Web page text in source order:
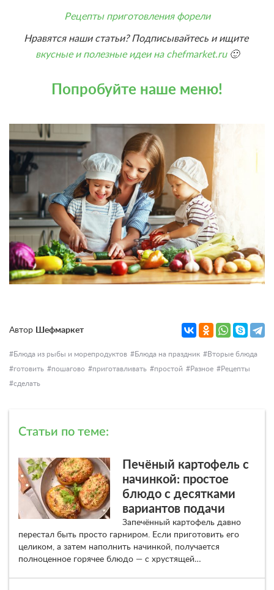
Рецепты приготовления форели
Нравятся наши статьи? Подписывайтесь и ищите
вкусные и полезные идеи на chefmarket.ru 🙂
Попробуйте наше меню!
Автор Шефмаркет
Блюда из рыбы и морепродуктов Блюда на праздник
Вторые блюда
готовить
пошагово приготавливать простой Разное
Рецепты
сделать
Статьи по теме:
Печёный картофель с
начинкой: простое
блюдо с десятками
вариантов подачи
Запечённый картофель давно
перестал быть просто гарниром. Если приготовить его
целиком, а затем наполнить начинкой, получается
полноценное горячее блюдо — с хрустящей…